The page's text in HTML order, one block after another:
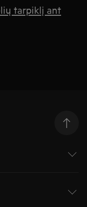
tarpiklį ant